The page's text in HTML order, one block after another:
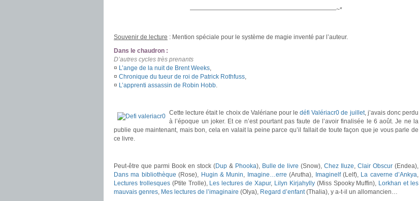
————————————————————————~*
Souvenir de lecture : Mention spéciale pour le système de magie inventé par l’auteur.
Dans le chaudron :
D’autres cycles très prenants
¤ L’ange de la nuit de Brent Weeks,
¤ Chronique du tueur de roi de Patrick Rothfuss,
¤ L’apprenti assassin de Robin Hobb.
Cette lecture était le choix de Valériane pour ledéfi Valériacr0 de juillet, j’avais donc perdu
à l’époque un joker. Et ce n’est pourtant pas faute de l’avoir finalisée le 6 août. Je ne la
publie que maintenant, mais bon, cela en valait la peine parce qu’il fallait de toute façon que je vous parle de
ce livre.
Peut-être que parmi Book en stock (Dup& Phooka), Bulle de livre (Snow),Chez Iluze,Clair Obscur (Endea),
Dans ma bibliothèque (Rose), Hugin & Munin, Imagine…erre (Arutha), Imaginelf(Lelf), La caverne d’Ankya,
Lectures trollesques(Ptite Trolle), Les lectures de Xapur, Lilyn Kirjahylly(Miss Spooky Muffin), Lorkhan et les
mauvais genres, Mes lectures de l’imaginaire (Olya), Regard d’enfant(Thalia), y a-t-il un allomancien…